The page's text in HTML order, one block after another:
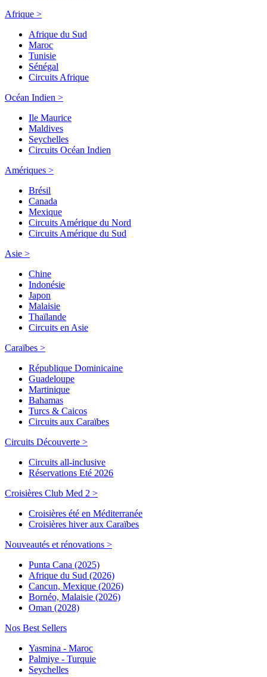
Afrique >
Afrique du Sud
Maroc
Tunisie
Sénégal
Circuits Afrique
Océan Indien >
Ile Maurice
Maldives
Seychelles
Circuits Océan Indien
Amériques >
Brésil
Canada
Mexique
Circuits Amérique du Nord
Circuits Amérique du Sud
Asie >
Chine
Indonésie
Japon
Malaisie
Thaïlande
Circuits en Asie
Caraïbes >
République Dominicaine
Guadeloupe
Martinique
Bahamas
Turcs & Caicos
Circuits aux Caraïbes
Circuits Découverte >
Circuits all-inclusive
Réservations Eté 2026
Croisières Club Med 2 >
Croisières été en Méditerranée
Croisières hiver aux Caraïbes
Nouveautés et rénovations >
Punta Cana (2025)
Afrique du Sud (2026)
Cancun, Mexique (2026)
Bornéo, Malaisie (2026)
Oman (2028)
Nos Best Sellers
Yasmina - Maroc
Palmiye - Turquie
Seychelles